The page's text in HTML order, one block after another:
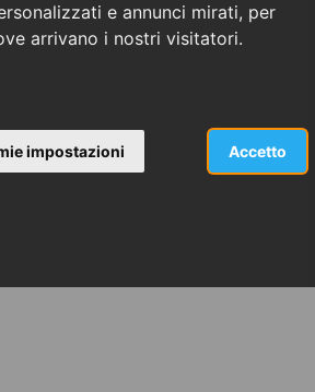
e annunci mirati, per
arrivano i nostri visitatori.
Accetto
impostazioni